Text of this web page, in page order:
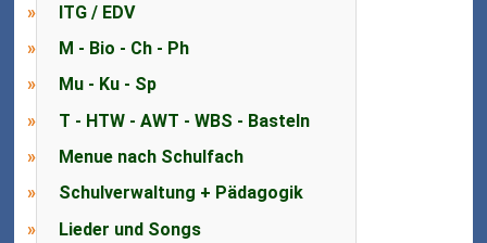
ITG / EDV
M - Bio - Ch - Ph
Mu - Ku - Sp
T - HTW - AWT - WBS - Basteln
Menue nach Schulfach
Schulverwaltung + Pädagogik
Lieder und Songs